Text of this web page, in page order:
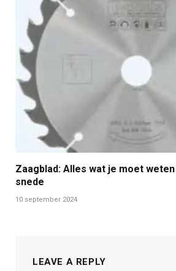
Zaagblad: Alles wat je moet
snede
10 september 2024
LEAVE A REPLY